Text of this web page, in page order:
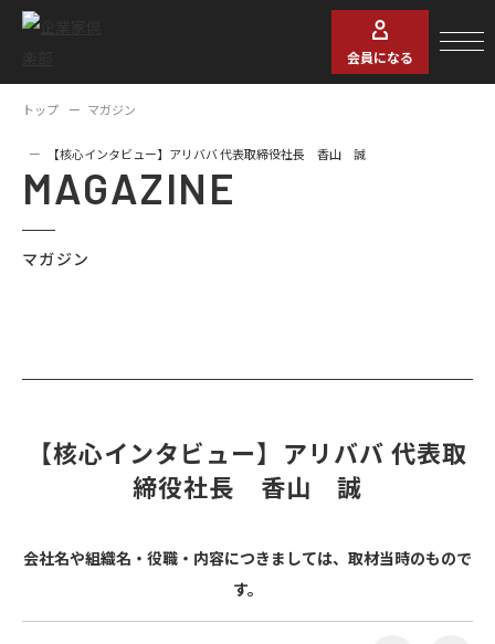
会員になる
トップ マガジン
【核心インタビュー】アリババ 代表取締役社長 香山 誠
MAGAZINE
マガジン
【核心インタビュー】アリババ 代表取
締役社長 香山 誠
会社名や組織名・役職・内容につきましては、取材当時のもので
す。